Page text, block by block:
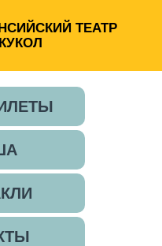
ТЕАТР
КУКОЛ